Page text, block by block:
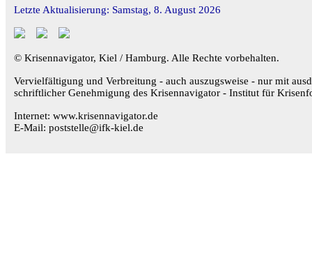
Letzte Aktualisierung: Samstag, 8. August 2026
© Krisennavigator, Kiel / Hamburg. Alle Rechte vorbehalten.
Vervielfältigung und Verbreitung - auch auszugsweise - nur mit
schriftlicher Genehmigung des Krisennavigator - Institut für
Internet: www.krisennavigator.de
E-Mail: poststelle@ifk-kiel.de